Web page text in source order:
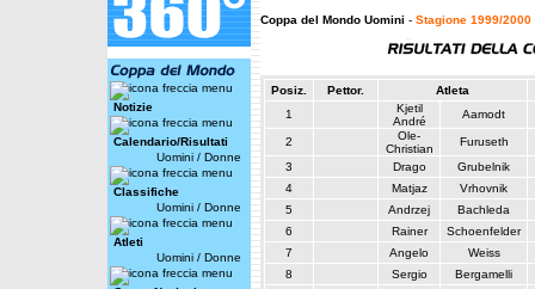
Notizie
Calendario/Risultati
Uomini / Donne
Classifiche
Uomini / Donne
Atleti
Uomini / Donne
Coppa del Mondo Uomini - Stagione 1999/2000
Posiz. Pettor.
Atleta
1
Kjetil
André
Aamodt
2
Ole-
Christian
Furuseth
3
Drago
Grubelnik
4
Matjaz
Vrhovnik
5
Andrzej
Bachleda
6
Rainer
Schoenfelder
7
Angelo
Weiss
8
Sergio
Bergamelli